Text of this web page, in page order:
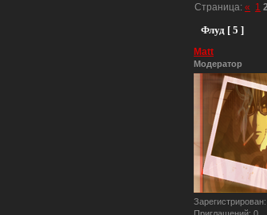
Флуд [ 5 ]
Страница:« 1 2
Matt
Модератор
Зарегистрирован